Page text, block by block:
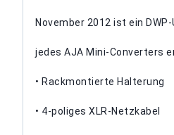
November 2012 ist ein
jedes AJA Mini-Converters
• Rackmontierte Halterung
• 4-poliges XLR-Netzkabel